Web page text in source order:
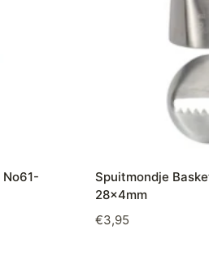
Spuitmondje
28x4mm
€3,95